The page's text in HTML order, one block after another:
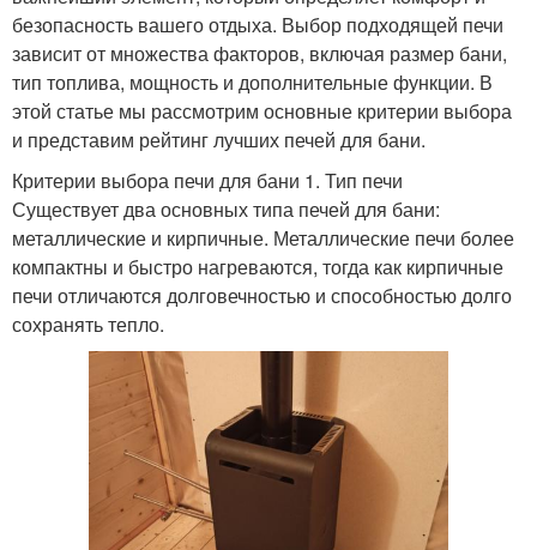
безопасность вашего отдыха. Выбор подходящей печи
зависит от множества факторов, включая размер бани,
тип топлива, мощность и дополнительные функции. В
этой статье мы рассмотрим основные критерии выбора
и представим рейтинг лучших печей для бани.
Критерии выбора печи для бани 1. Тип печи
Существует два основных типа печей для бани:
металлические и кирпичные. Металлические печи более
компактны и быстро нагреваются, тогда как кирпичные
печи отличаются долговечностью и способностью долго
сохранять тепло.